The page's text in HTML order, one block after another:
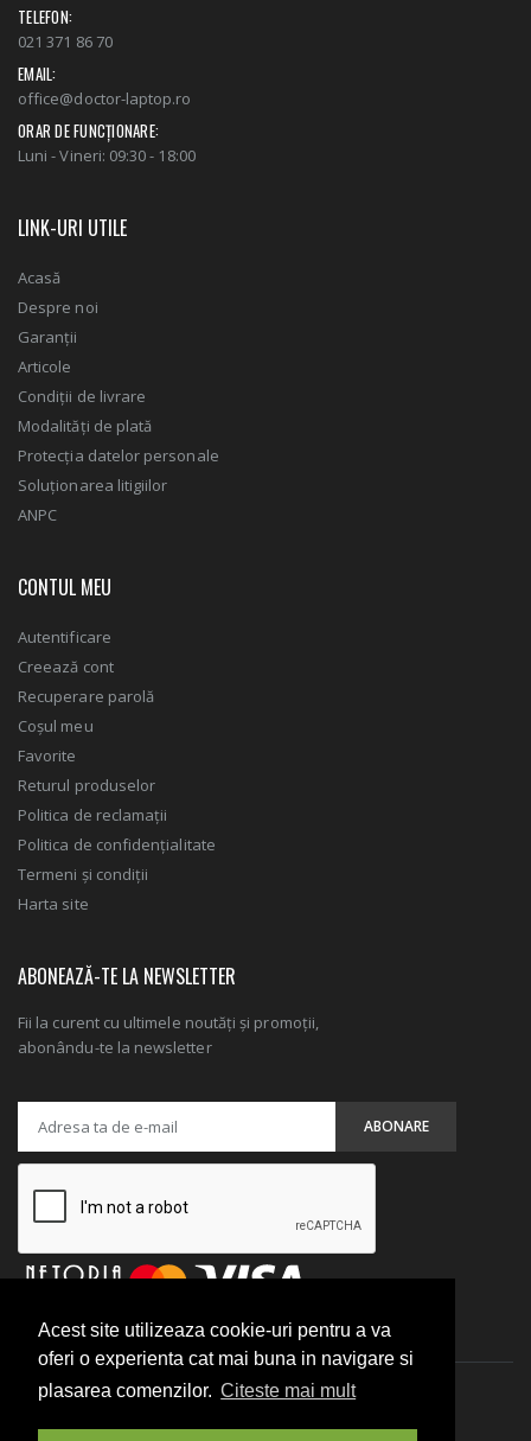
Acest site utilizeaza cookie-uri pentru a va
oferi o experienta cat mai buna in navigare si
plasarea comenzilor. Citeste mai mult
TELEFON:
021 371 86 70
EMAIL:
office@doctor-laptop.ro
ORAR DE FUNCȚIONARE:
Luni - Vineri: 09:30 - 18:00
LINK-URI UTILE
Acasă
Despre noi
Garanții
Articole
Condiții de livrare
Modalități de plată
Protecția datelor personale
Soluționarea litigiilor
ANPC
CONTUL MEU
Autentificare
Creează cont
Recuperare parolă
Coșul meu
Favorite
Returul produselor
Politica de reclamații
Politica de confidențialitate
Termeni și condiții
Harta site
ABONEAZĂ-TE LA NEWSLETTER
Fii la curent cu ultimele noutăți și promoții,
abonându-te la newsletter